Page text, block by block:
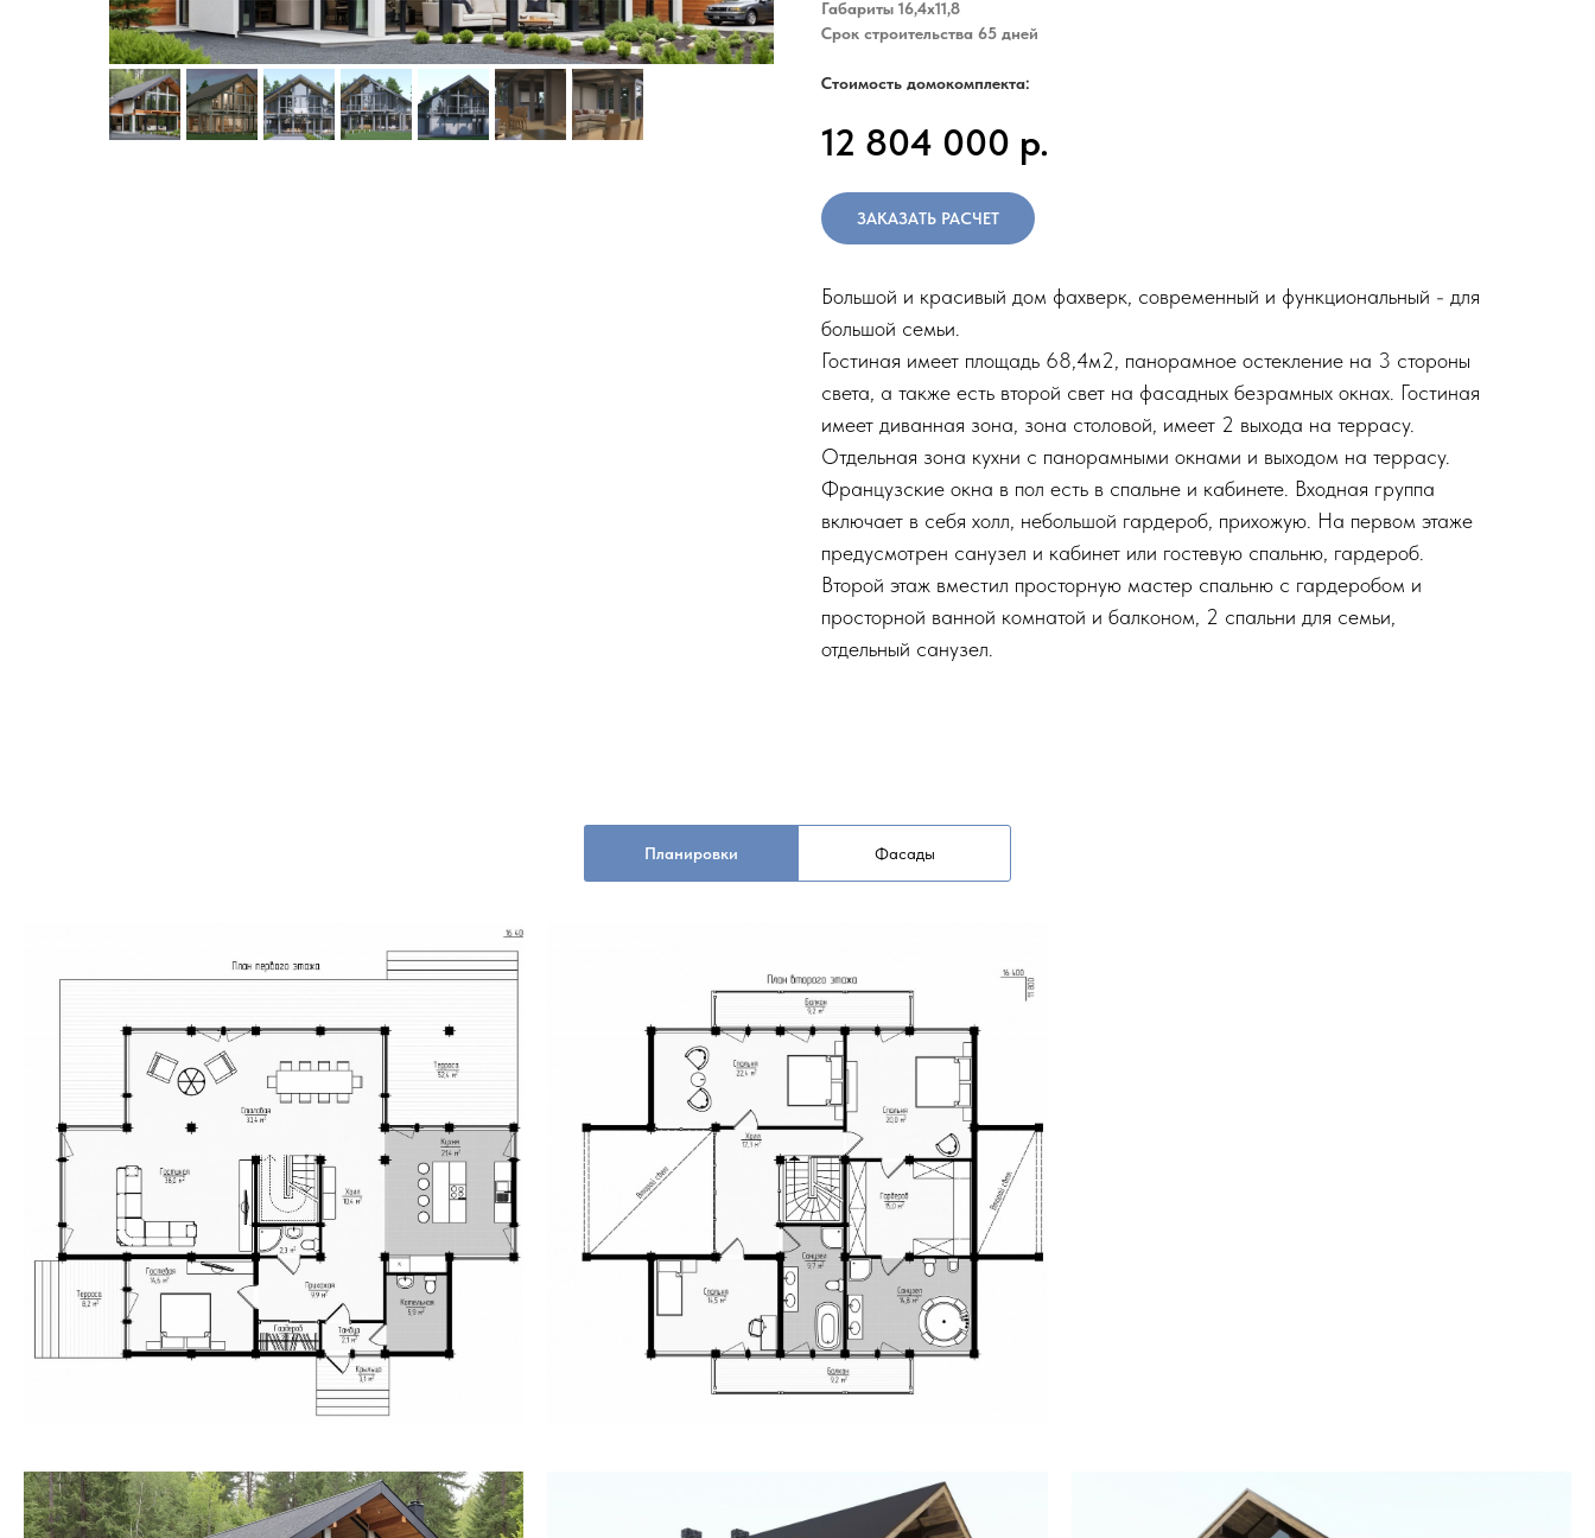
Габариты 16,4х11,8
Срок строительства 65 дней
Стоимость домокомплекта:
12 804 000 р.
ЗАКАЗАТЬ РАСЧЕТ
Большой и красивый дом фахверк, современный и функциональный - для
большой семьи.
Гостиная имеет площадь 68,4м2, панорамное остекление на 3 стороны
света, а также есть второй свет на фасадных безрамных окнах. Гостиная
имеет диванная зона, зона столовой, имеет 2 выхода на террасу.
Отдельная зона кухни с панорамными окнами и выходом на террасу.
Французские окна в пол есть в спальне и кабинете. Входная группа
включает в себя холл, небольшой гардероб, прихожую. На первом этаже
предусмотрен санузел и кабинет или гостевую спальню, гардероб.
Второй этаж вместил просторную мастер спальню с гардеробом и
просторной ванной комнатой и балконом, 2 спальни для семьи,
отдельный санузел.
Планировки Фасады